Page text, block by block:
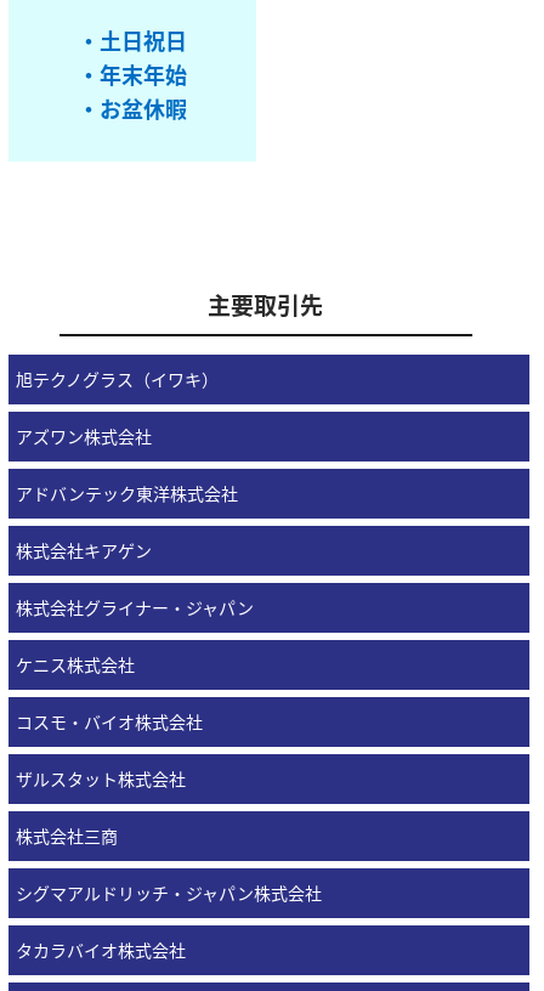
・土日祝日
・年末年始
・お盆休暇
主要取引先
旭テクノグラス（イワキ）
アズワン株式会社
アドバンテック東洋株式会社
株式会社キアゲン
株式会社グライナー・ジャパン
ケニス株式会社
コスモ・バイオ株式会社
ザルスタット株式会社
株式会社三商
シグマアルドリッチ・ジャパン株式会社
タカラバイオ株式会社